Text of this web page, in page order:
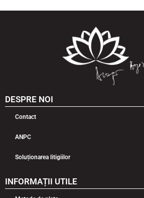
DESPRE NOI
Contact
ANPC
Soluționarea litigiilor
INFORMAȚII UTILE